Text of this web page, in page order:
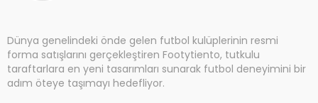
Dünya genelindeki önde gelen futbol kulüplerinin resmi
forma satışlarını gerçekleştiren Footytiento, tutkulu
taraftarlara en yeni tasarımları sunarak futbol deneyimini bir
adım öteye taşımayı hedefliyor.